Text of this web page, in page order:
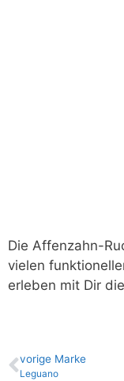
Die Affenzahn-
vielen
erleben mit Dir
vo­ri­ge Marke
Leguano